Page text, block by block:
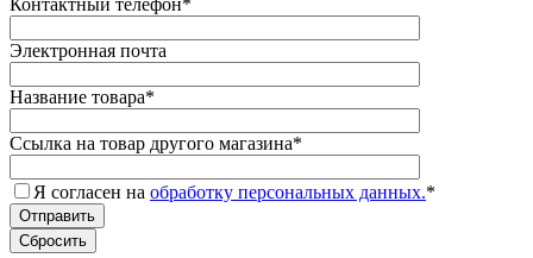
Электронная почта
Название товара*
Ссылка на товар другого магазина*
Я согласен на обработку персональных данных.*